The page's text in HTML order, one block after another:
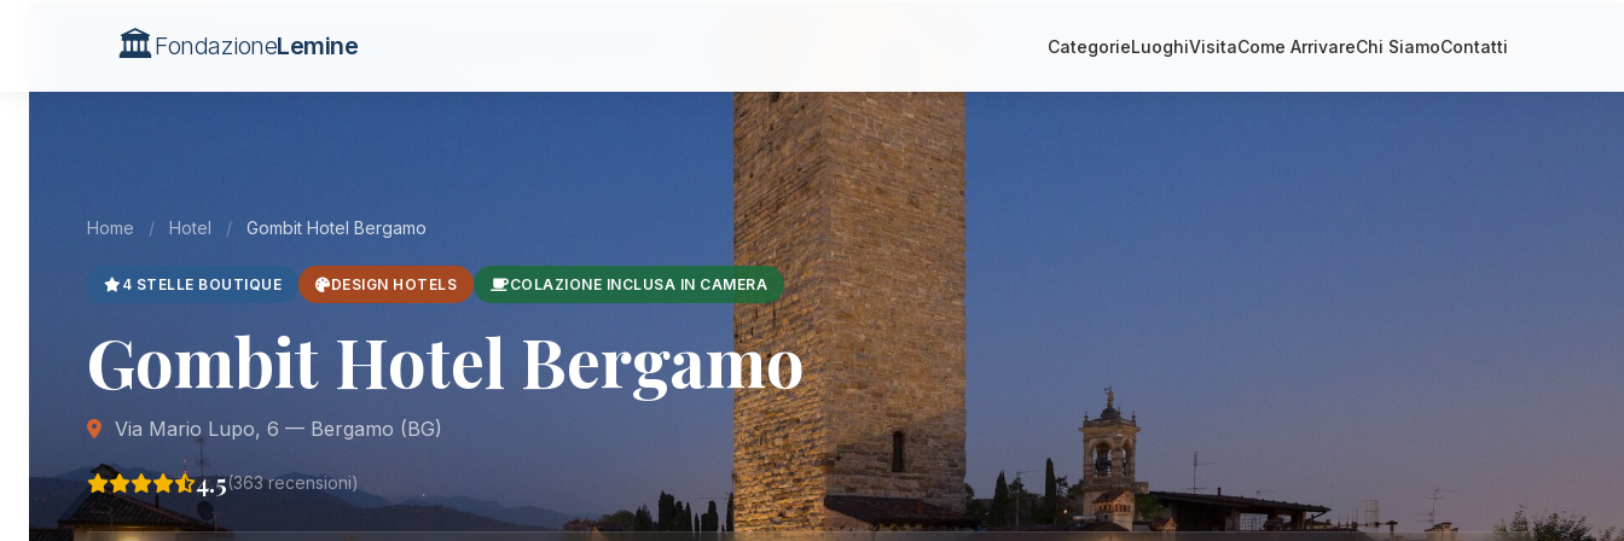
🏛️FondazioneLemine CategorieLuoghiVisitaCome ArrivareChi SiamoContatti
Home / Hotel / Gombit Hotel Bergamo
4 STELLE BOUTIQUE DESIGN HOTELS COLAZIONE INCLUSA IN CAMERA
Gombit Hotel Bergamo
Via Mario Lupo, 6 — Bergamo (BG)
4.5(363 recensioni)